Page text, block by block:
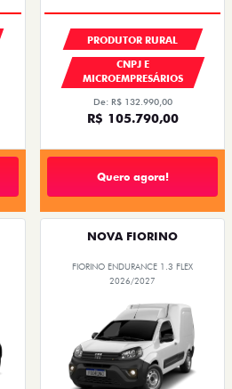
PRODUTOR RURAL
CNPJ E
MICROEMPRESÁRIOS
De: R$ 132.990,00
R$ 105.790,00
Quero agora!
NOVA FIORINO
FIORINO ENDURANCE 1.3 FLEX
2026/2027